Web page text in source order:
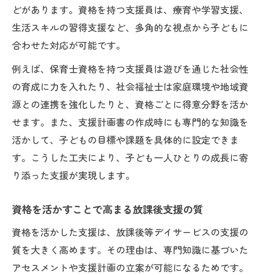
資格を活かす知識でグレーゾーンの子を支
援
支援員資格が生きるグレーゾーン対応の実
際
放課後等デイサービス支援内容に資格がど
う役立つか
資格を活かすアセスメントがもたらす安心
感
グレーゾーンの特性理解に資格を活かすコ
ツ
支援員資格を強みに子どもに寄り添う
イの現場
子ども一人ひとりに資格を活かす支援を実
どがあります。資格を持つ支援員は、療育や学習支援、
生活スキルの習得支援など、多角的な視点から子どもに
合わせた対応が可能です。
例えば、保育士資格を持つ支援員は遊びを通じた社会性
の育成に力を入れたり、社会福祉士は家庭環境や地域資
源との連携を強化したりと、資格ごとに得意分野を活か
せます。また、支援計画書の作成時にも専門的な知識を
活かして、子どもの目標や課題を具体的に設定できま
す。こうした工夫により、子ども一人ひとりの成長に寄
り添った支援が実現します。
資格を活かすことで高まる放課後支援の質
資格を活かした支援は、放課後等デイサービスの支援の
質を大きく高めます。その理由は、専門知識に基づいた
アセスメントや支援計画の立案が可能になるためです。